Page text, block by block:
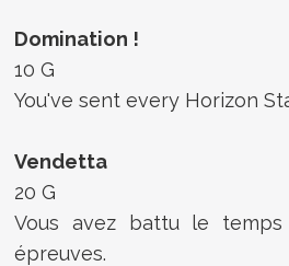
Domination !
10 G
You've sent every Horizon
Vendetta
20 G
Vous avez battu le
épreuves.